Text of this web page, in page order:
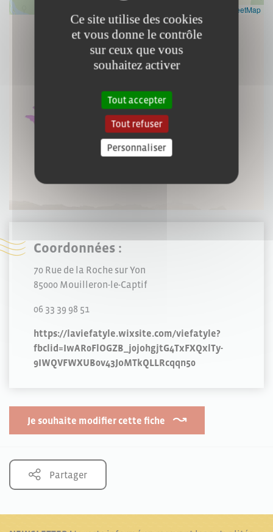
OpenStreetMap
Coordonnées :
70 Rue de la Roche sur Yon
85000 Mouilleron-le-Captif
06 33 39 98 51
https://laviefatyle.wixsite.com/viefatyle?
fbclid=IwAR0FlOGZB_j0johgjtG4TxFXQxlTy-
9IWQVFWXUB0v43JoMTkQLLRcqqn50
Je souhaite modifier cette fiche
Partager
Ce site utilise des cookies
et vous donne le contrôle
sur ceux que vous
souhaitez activer
Tout accepter
Tout refuser
Personnaliser